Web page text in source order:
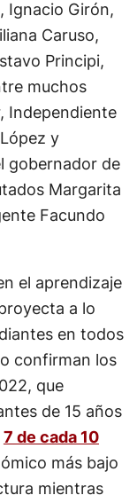
Ignacio Girón,
Caruso,
Principi,
muchos
Independiente
y
gobernador de
Margarita
Facundo
el aprendizaje
a lo
en todos
confirman los
que
de 15 años
7 de cada 10
más bajo
mientras